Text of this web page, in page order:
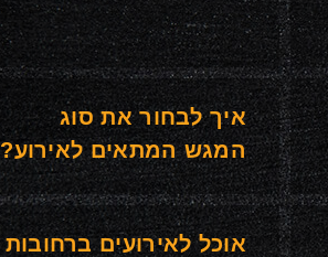
איך לבחור את סוג
המגש המתאים לאירוע?
אוכל לאירועים ברחובות